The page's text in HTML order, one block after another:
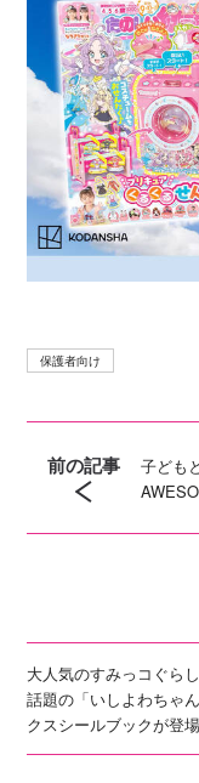
保護者向け
前の記事
子ども
大人気のすみっコぐら
話題の「いしよわちゃ
クスシールブックが登場